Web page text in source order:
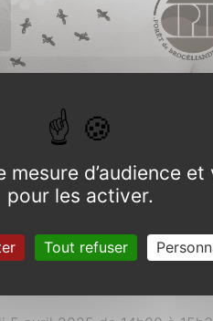
autour des plantes
comestibles,
et toxiques de
d’audience
pour les activer.
Tout refuser